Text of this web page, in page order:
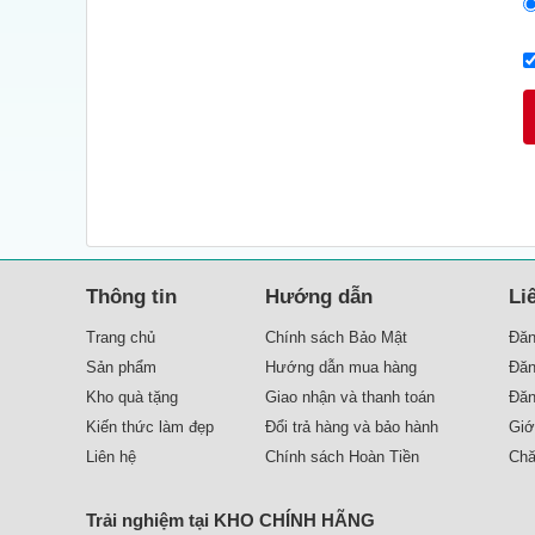
Thông tin
Trang chủ
Sản phẩm
Kho quà tặng
Kiến thức làm đẹp
Liên hệ
Hướng dẫn
Chính sách Bảo Mật
Hướng dẫn mua hàng
Giao nhận và thanh toán
Đổi trả hàng và bảo hành
Chính sách Hoàn Tiền
Trải nghiệm tại KHO CHÍNH HÃNG